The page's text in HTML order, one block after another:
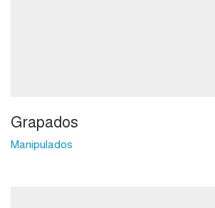
Grapados
Manipulados